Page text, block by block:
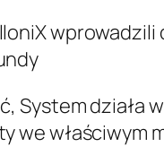
System działa
we właściwym